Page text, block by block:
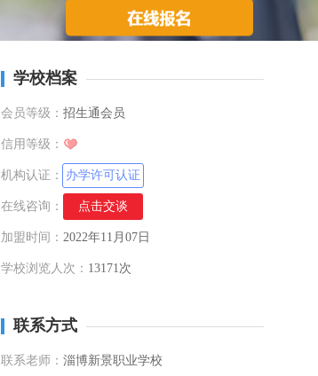
学校档案
会员等级： 招生通会员
信用等级：
机构认证： 办学许可认证
在线咨询： 点击交谈
加盟时间： 2022年11月07日
学校浏览人次： 13171次
联系方式
联系老师： 淄博新景职业学校